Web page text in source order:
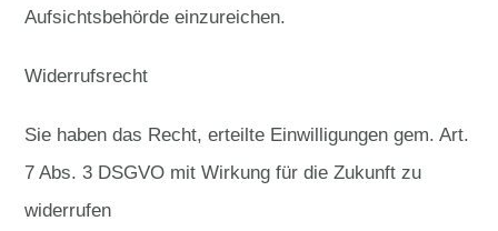
Aufsichtsbehörde einzureichen.
Widerrufsrecht
Sie haben das Recht, erteilte Einwilligungen gem. Art.
7 Abs. 3 DSGVO mit Wirkung für die Zukunft zu
widerrufen